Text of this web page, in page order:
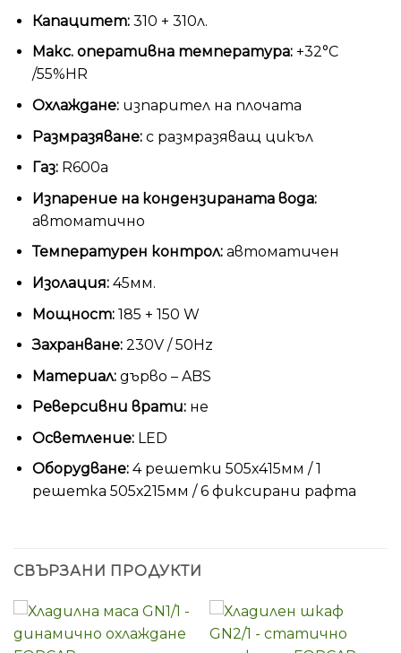
Капацитет: 310 + 310л.
Макс. оперативна температура: +32°С
/55%HR
Охлаждане:изпарител на плочата
Размразяване:с размразяващ цикъл
Газ:R600а
Изпарение на кондензираната вода:
автоматично
Температурен контрол:автоматичен
Изолация: 45мм.
Мощност:185 + 150 W
Захранване:230V / 50Hz
Материал: дърво – ABS
Реверсивни врати:не
Осветление: LED
Оборудване: 4 решетки 505х415мм / 1
решеткa 505х215мм / 6 фиксирани рафта
СВЪРЗАНИ ПРОДУКТИ